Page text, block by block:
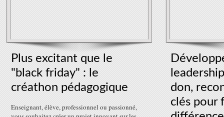
Plus excitant que le
"black friday" : le
créathon pédagogique
Enseignant, élève, professionnel ou passionné,
don,
clés pour